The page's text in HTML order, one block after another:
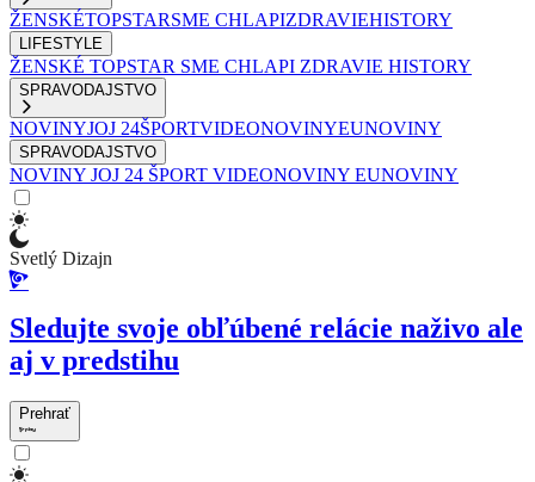
ŽENSKÉTOPSTARSME CHLAPIZDRAVIEHISTORY
LIFESTYLE
ŽENSKÉ TOPSTAR SME CHLAPI ZDRAVIE HISTORY
SPRAVODAJSTVO
NOVINYJOJ 24ŠPORTVIDEONOVINYEUNOVINY
SPRAVODAJSTVO
NOVINY JOJ 24 ŠPORT VIDEONOVINY EUNOVINY
Svetlý Dizajn
Sledujte svoje obľúbené relácie naživo ale
aj v predstihu
Prehrať